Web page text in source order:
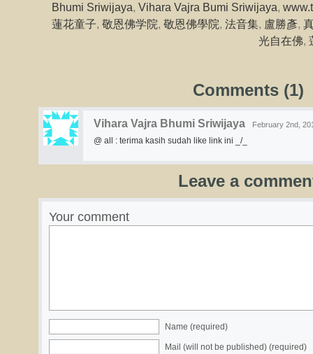
Bhumi Sriwijaya, Vihara Vajra Bumi Sriwijaya,
蓮花童子, 敬恩佛学院, 敬恩佛學院, 法音集, 盧勝彥,
光自在佛,
Comments (1)
Vihara Vajra Bhumi Sriwijaya February 2nd,
@ all : terima kasih sudah like link ini _/_
Leave a
Your comment
Name (required)
Mail (will not be published) (required)